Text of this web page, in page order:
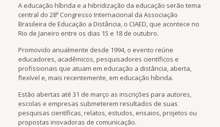
A educação híbrida e a hibridização da educação serão tema
central do 28º Congresso Internacional da Associação
Brasileira de Educação a Distância, o CIAED, que acontece no
Rio de Janeiro entre os dias 15 e 18 de outubro.
Promovido anualmente desde 1994, o evento reúne
educadores, acadêmicos, pesquisadores científicos e
profissionais que atuam em educação a distância, aberta,
flexível e, mais recentemente, em educação híbrida.
Estão abertas até 31 de março as inscrições para autores,
escolas e empresas submeterem resultados de suas
pesquisas científicas, relatos, estudos, ensaios, projetos ou
propostas inovadoras de comunicação.